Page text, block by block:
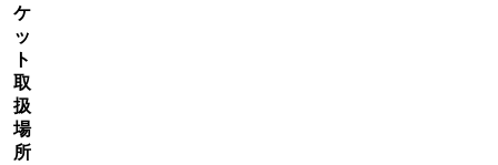
ケ
ッ
ト
取
扱
場
所